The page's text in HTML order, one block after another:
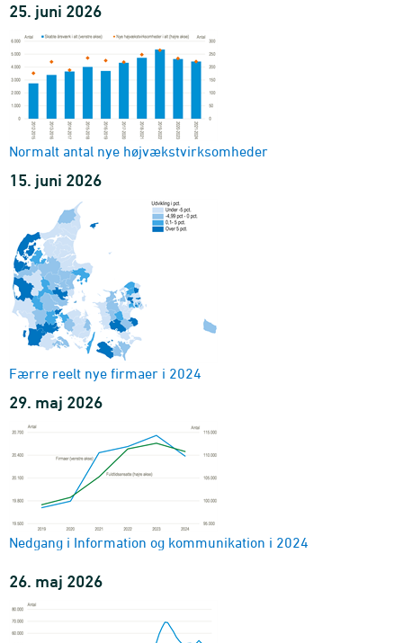
kommune og virksomhedstype
2009M01-2026M07 - Antal
Erklærede konkurser (historisk sammendrag)
sæsonkorrigering
1979M01-2026M07 - Antal
Indeks for nyregistrerede virksomheder
branche (DB25 10-gruppering)
Indeks for nyregistrerede virksomheder
virksomhedsform
2015M01-2026M07 - Indeks
Konkurser (eksperimentel statistik)
nøgletal
2009-2025 - Antal
25. juni 2026
Normalt antal nye højvækstvirksomheder
15. juni 2026
Færre reelt nye firmaer i 2024
29. maj 2026
Nedgang i Information og kommunikation i 2024
26. maj 2026